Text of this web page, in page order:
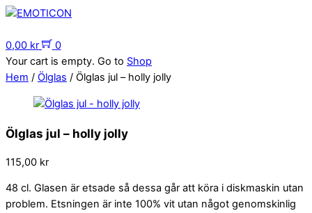
Skip
content
Menu
0,00 kr
0
Your cart is empty. Go to Shop
Hem / Ölglas / Ölglas jul – holly jolly
Ölglas jul – holly jolly
115,00 kr
48 cl. Glasen är etsade så dessa går att köra i diskmaskin utan
problem. Etsningen är inte 100% vit utan något genomskinlig